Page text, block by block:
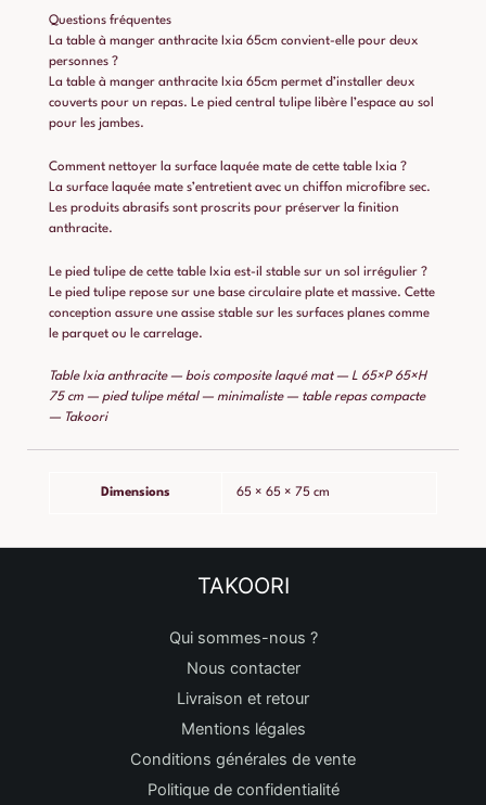
Questions fréquentes
La table à manger anthracite Ixia 65cm convient-elle pour deux
personnes ?
La table à manger anthracite Ixia 65cm permet d’installer deux
couverts pour un repas. Le pied central tulipe libère l’espace au sol
pour les jambes.
Comment nettoyer la surface laquée mate de cette table Ixia ?
La surface laquée mate s’entretient avec un chiffon microfibre sec.
Les produits abrasifs sont proscrits pour préserver la finition
anthracite.
Le pied tulipe de cette table Ixia est-il stable sur un sol irrégulier ?
Le pied tulipe repose sur une base circulaire plate et massive. Cette
conception assure une assise stable sur les surfaces planes comme
le parquet ou le carrelage.
Table Ixia anthracite — bois composite laqué mat — L 65×P 65×H
75 cm — pied tulipe métal — minimaliste — table repas compacte
— Takoori
Dimensions 65 × 65 × 75 cm
TAKOORI
Qui sommes-nous ?
Nous contacter
Livraison et retour
Mentions légales
Conditions générales de vente
Politique de confidentialité